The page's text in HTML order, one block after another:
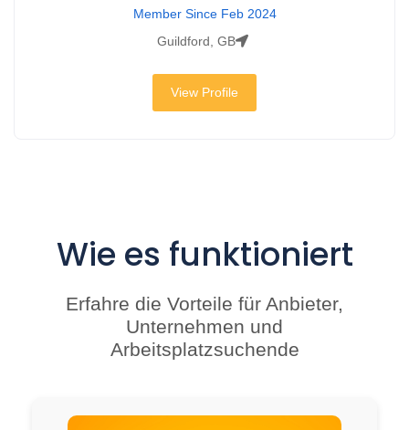
Member Since Feb 2024
Guildford, GB
View Profile
Wie es funktioniert
Erfahre die Vorteile für Anbieter,
Unternehmen und
Arbeitsplatzsuchende